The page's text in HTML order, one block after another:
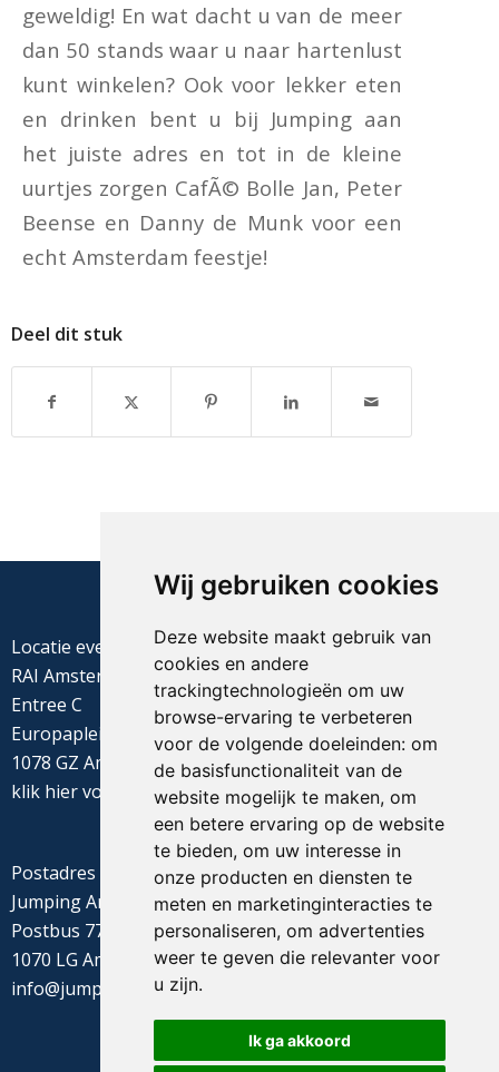
Wij gebruiken cookies
Deze website maakt gebruik van
cookies en andere
trackingtechnologieën om uw
browse-ervaring te verbeteren
voor de volgende doeleinden: om
de basisfunctionaliteit van de
website mogelijk te maken, om
een betere ervaring op de website
te bieden, om uw interesse in
onze producten en diensten te
meten en marketinginteracties te
personaliseren, om advertenties
weer te geven die relevanter voor
u zijn.
Ik ga akkoord
geweldig! En wat dacht u van de meer
dan 50 stands waar u naar hartenlust
kunt winkelen? Ook voor lekker eten
en drinken bent u bij Jumping aan
het juiste adres en tot in de kleine
uurtjes zorgen CafÃ© Bolle Jan, Peter
Beense en Danny de Munk voor een
echt Amsterdam feestje!
Deel dit stuk
Locatie evenement
RAI Amsterdam
Entree C
Europaplein 22
1078 GZ Amsterdam
klik hiervoor de routebeschrijving
Postadres
Jumping Amsterdam
Postbus 77655
1070 LG Amsterdam
info@jumpingamsterdam.nl